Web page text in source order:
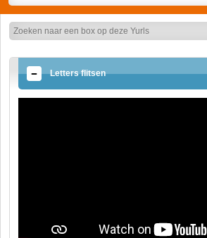
Letters flitsen